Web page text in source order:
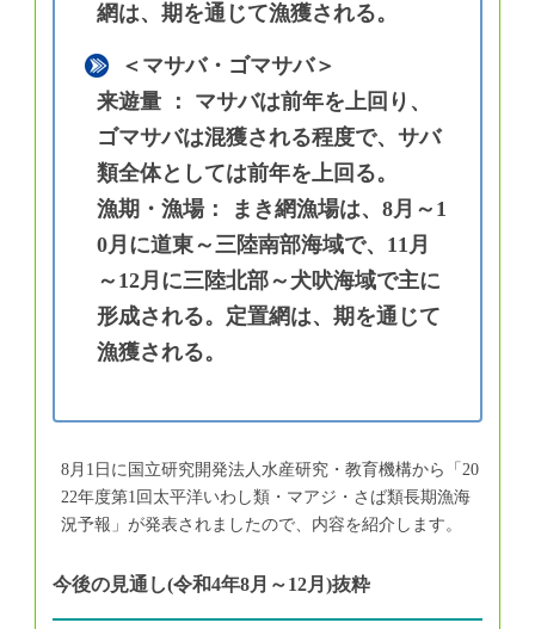
網は、期を通じて漁獲される。
＜マサバ・ゴマサバ＞
来遊量 ： マサバは前年を上回り、
ゴマサバは混獲される程度で、サバ
類全体としては前年を上回る。
漁期・漁場： まき網漁場は、8月～1
0月に道東～三陸南部海域で、11月
～12月に三陸北部～犬吠海域で主に
形成される。定置網は、期を通じて
漁獲される。
8月1日に国立研究開発法人水産研究・教育機構から「20
22年度第1回太平洋いわし類・マアジ・さば類長期漁海
況予報」が発表されましたので、内容を紹介します。
今後の見通し(令和4年8月～12月)抜粋